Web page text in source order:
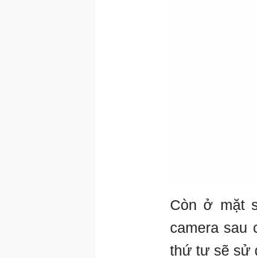
Còn ở mặt
camera sau
thứ tư sẽ sử